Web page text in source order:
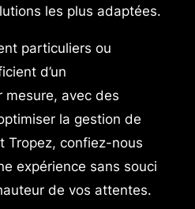
les plus adaptées.
particuliers ou
d’un
mesure, avec des
la gestion de
Tropez, confiez-nous
expérience sans souci
de vos attentes.